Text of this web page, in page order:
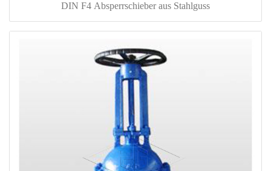
DIN F4 Absperrschieber aus Stahlguss